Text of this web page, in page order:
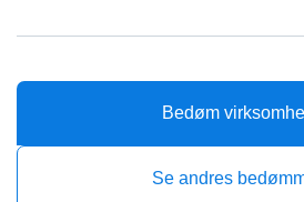
Bedøm
Se andres
søger